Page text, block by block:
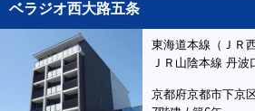
ベラジオ西大路五条
東海道本線（ＪＲ
ＪＲ山陰本線 丹波
京都府京都市下京